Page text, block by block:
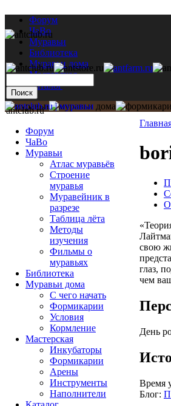
Форум
ЧаВо
Муравьи
Библиотека
Муравьи дома
Мастерская
Каталог
свою
глаз,
чем
День
Время
Блог:
antclub.ru
Форум
ЧаВо
Муравьи
Атлас муравьёв
Строение
муравья
Муравейник в
разрезе
Таблица лёта
Методы
изучения
Фильмы о
муравьях
Библиотека
Муравьи дома
С чего начать
Формикарии
Условия
Кормление
Мастерская
Инкубаторы
Формикарии
Арены
Инструменты
Наполнители